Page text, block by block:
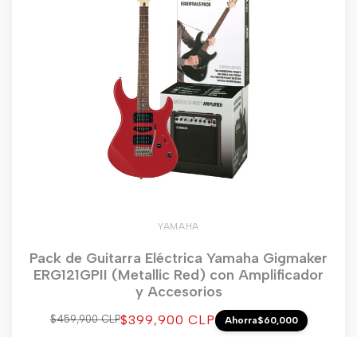
YAMAHA
Pack de Guitarra Eléctrica Yamaha Gigmaker
ERG121GPII (Metallic Red) con Amplificador
y Accesorios
Precio
$459,900 CLPPrecio
$399,900 CLP Ahorra$60,000